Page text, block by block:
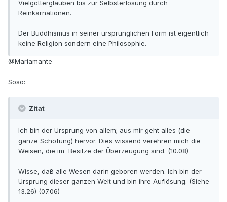
Vielgötterglauben bis zur Selbsterlösung durch
Reinkarnationen.
Der Buddhismus in seiner ursprünglichen Form ist eigentlich
keine Religion sondern eine Philosophie.
@Mariamante
Soso:
Zitat
Ich bin der Ursprung von allem; aus mir geht alles (die
ganze Schöfung) hervor. Dies wissend verehren mich die
Weisen, die im Besitze der Überzeugung sind. (10.08)
Wisse, daß alle Wesen darin geboren werden. Ich bin der
Ursprung dieser ganzen Welt und bin ihre Auflösung. (Siehe
13.26) (07.06)